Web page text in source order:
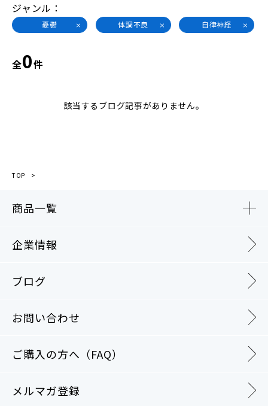
ジャンル
憂鬱 体調不良 自律神経
全0件
該当するブログ記事がありません。
TOP
商品一覧
企業情報
ブログ
お問い合わせ
ご購入の方へ（FAQ）
メルマガ登録